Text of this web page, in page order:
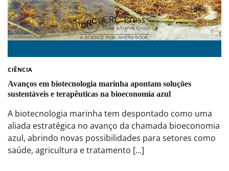
CIÊNCIA
Avanços em biotecnologia marinha apontam soluções
sustentáveis e terapêuticas na bioeconomia azul
A biotecnologia marinha tem despontado como uma
aliada estratégica no avanço da chamada bioeconomia
azul, abrindo novas possibilidades para setores como
saúde, agricultura e tratamento […]